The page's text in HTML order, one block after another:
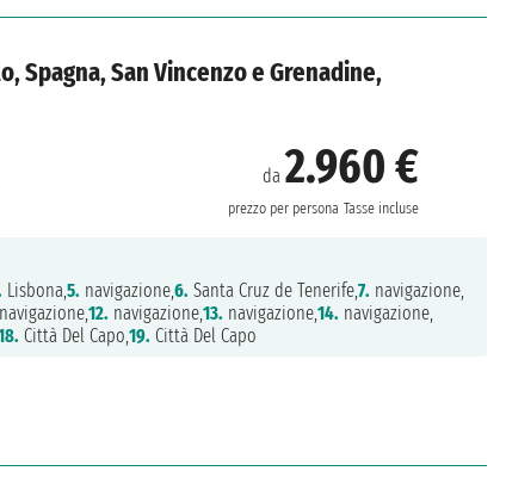
Spagna, San Vincenzo e Grenadine,
da2.960 €
prezzo per persona Tasse incluse
Lisbona,5. navigazione,6. Santa Cruz de Tenerife,7. navigazione,
navigazione,12. navigazione,13. navigazione,14. navigazione,
Città Del Capo,19. Città Del Capo